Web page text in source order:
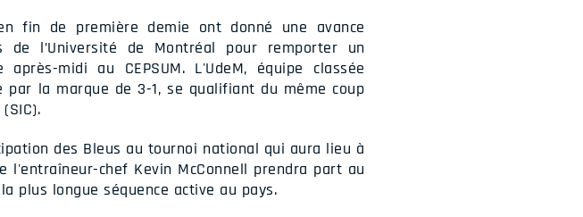
fin de première demie ont donné une avance
l’Université de Montréal pour remporter un
midi au CEPSUM. L'UdeM, équipe classée
la marque de 3-1, se qualifiant du même coup
des Bleus au tournoi national qui aura lieu à
l'entraîneur-chef Kevin McConnell prendra part au
plus longue séquence active au pays.